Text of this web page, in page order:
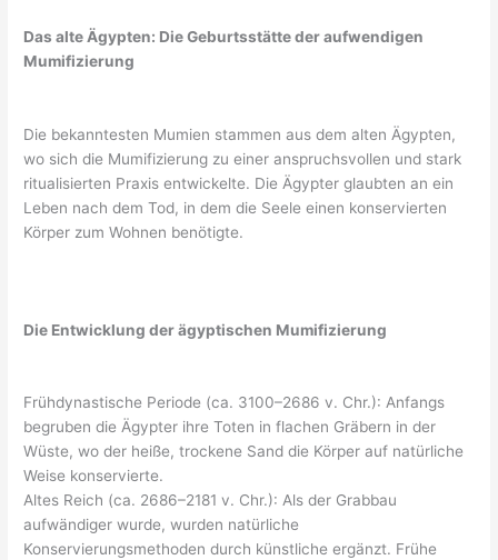
Das alte Ägypten: Die Geburtsstätte der aufwendigen
Mumifizierung
Die bekanntesten Mumien stammen aus dem alten Ägypten,
wo sich die Mumifizierung zu einer anspruchsvollen und stark
ritualisierten Praxis entwickelte. Die Ägypter glaubten an ein
Leben nach dem Tod, in dem die Seele einen konservierten
Körper zum Wohnen benötigte.
Die Entwicklung der ägyptischen Mumifizierung
Frühdynastische Periode (ca. 3100–2686 v. Chr.): Anfangs
begruben die Ägypter ihre Toten in flachen Gräbern in der
Wüste, wo der heiße, trockene Sand die Körper auf natürliche
Weise konservierte.
Altes Reich (ca. 2686–2181 v. Chr.): Als der Grabbau
aufwändiger wurde, wurden natürliche
Konservierungsmethoden durch künstliche ergänzt. Frühe